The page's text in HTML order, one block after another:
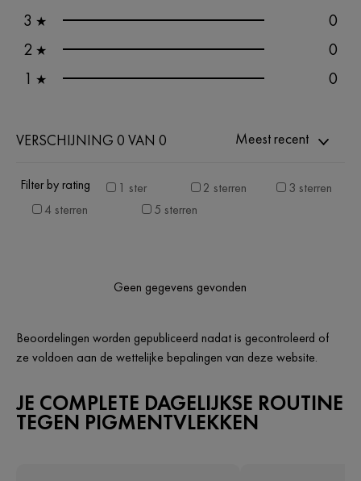
3 ★
0
2 ★
0
1 ★ 0
VERSCHIJNING 0 VAN 0 Meest recent
Filter by rating 1 ster 2 sterren
3 sterren
4 sterren
5 sterren
Geen gegevens gevonden
Beoordelingen worden gepubliceerd nadat is gecontroleerd of
ze voldoen aan de wettelijke bepalingen van deze website.
JE COMPLETE DAGELIJKSE ROUTINE
TEGEN PIGMENTVLEKKEN